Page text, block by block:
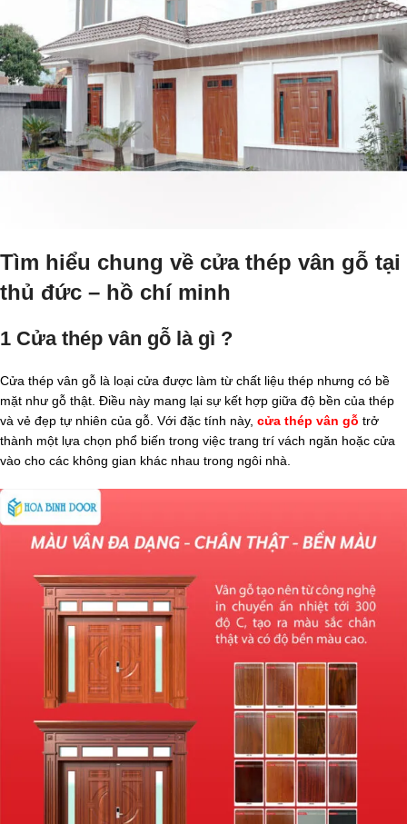
Tìm hiểu chung về cửa thép vân gỗ tại
thủ đức – hồ chí minh
1 Cửa thép vân gỗ là gì ?
Cửa thép vân gỗ là loại cửa được làm từ chất liệu thép nhưng có bề
mặt như gỗ thật. Điều này mang lại sự kết hợp giữa độ bền của thép
và vẻ đẹp tự nhiên của gỗ. Với đặc tính này, cửa thép vân gỗ trở
thành một lựa chọn phổ biến trong việc trang trí vách ngăn hoặc cửa
vào cho các không gian khác nhau trong ngôi nhà.